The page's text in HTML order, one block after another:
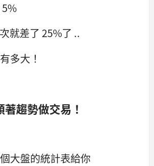
就差了 25%了 ..
多大！
趨勢做交易！
大盤的統計表給你